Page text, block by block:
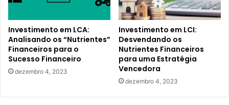
Investimento em LCA:
Analisando os “Nutrientes”
Financeiros para o
Sucesso Financeiro
dezembro 4, 2023
Investimento em LCI:
Desvendando os
Nutrientes Financeiros
para uma Estratégia
Vencedora
dezembro 4, 2023